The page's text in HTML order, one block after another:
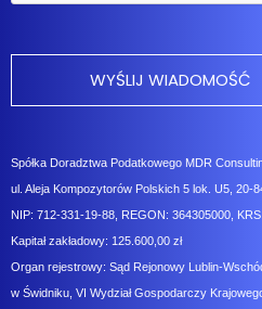
Spółka Doradztwa Podatkowego MDR
ul. Aleja Kompozytorów Polskich 5 lok. U5, 20-
NIP: 712-331-19-88, REGON: 364305000,
Kapitał zakładowy: 125.600,00 zł
Organ rejestrowy: Sąd Rejonowy Lublin-
w Świdniku, VI Wydział Gospodarczy